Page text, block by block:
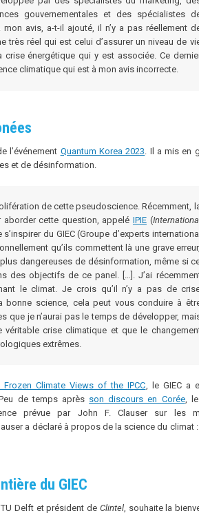
gouvernementales et des spécialistes
avis, a-t-il ajouté, il n’y a pas réellement
très réel qui est celui d’assurer un niveau de
énergétique qui y est associée. Ce
climatique qui est à mon avis incorrecte.
l’événement Quantum Korea 2023 . Il a mis en
et de désinformation.
de cette pseudoscience. Récemment,
cette question, appelé IPIE(
du GIEC (Groupe d’experts
qu’ils commettent là une grave erreur,
dangereuses de désinformation, même si
des objectifs de ce panel. […]. J’ai
le climat. Je crois qu’il n’y a pas de
science, cela peut vous conduire à
que je n’aurai pas le temps de développer,
véritable crise climatique et que le
extrêmes.
Frozen Climate Views of the IPCC, le GIEC a
de temps après son discours en Corée,
prévue par John F. Clauser sur les
a déclaré à propos de la science du climat
du GIEC
Delft et président de Clintel, souhaite la